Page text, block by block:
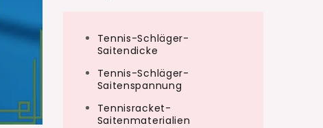
Tennis-Schläger-
Saitendicke
Tennis-Schläger-
Saitenspannung
Tennisracket-
Saitenmaterialien